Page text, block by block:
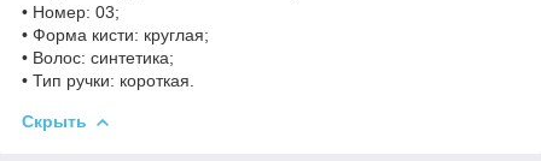
• Номер: 03;
• Форма кисти: круглая;
• Волос: синтетика;
• Тип ручки: короткая.
Скрыть